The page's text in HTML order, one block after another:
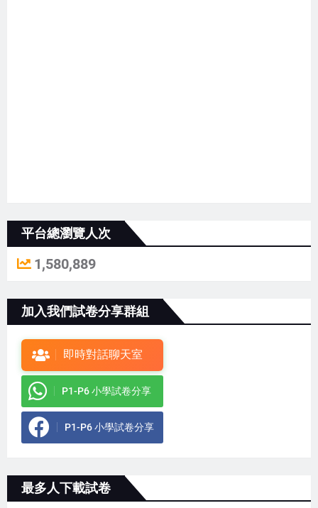
平台總瀏覽人次
1,580,889
加入我們試卷分享群組
即時對話聊天室
P1-P6 小學試卷分享
P1-P6 小學試卷分享
最多人下載試卷